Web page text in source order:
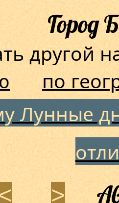
Город
другой
по
Лунные
>